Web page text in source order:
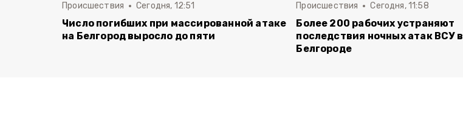
Происшествия Сегодня, 12:51
Число погибших при массированной атаке
на Белгород выросло до пяти
Происшествия Сегодня, 11:58
Более 200 рабочих устраняют
последствия ночных атак ВСУ в
Белгороде